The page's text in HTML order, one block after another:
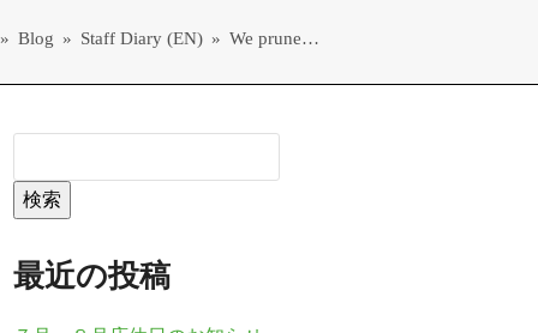
Blog » Staff Diary (EN) » We prune…
検索
最近の投稿